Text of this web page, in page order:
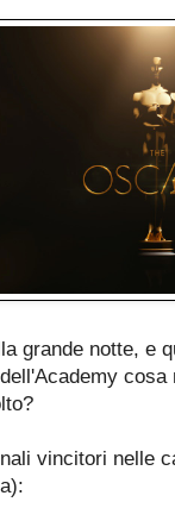
grande notte, e
cosa
vincitori nelle